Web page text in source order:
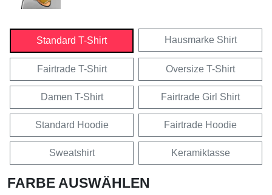
Standard T-Shirt Hausmarke Shirt
Fairtrade T-Shirt Oversize T-Shirt
Damen T-Shirt Fairtrade Girl Shirt
Standard Hoodie Fairtrade Hoodie
Sweatshirt Keramiktasse
FARBE AUSWÄHLEN